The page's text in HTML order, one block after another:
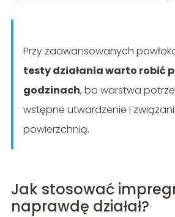
Przy zaawansowanych
testy działania warto robić
godzinach, bo warstwa
wstępne utwardzenie i
powierzchnią.
Jak stosować
naprawdę działał?